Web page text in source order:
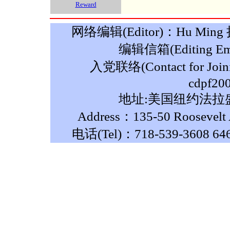
Reward
网络编辑(Editor)：Hu Ming
编辑信箱(Editing
入党联络(Contact for
地址:美国纽约法拉
Address：135-50
电话(Tel)：718-539-3608